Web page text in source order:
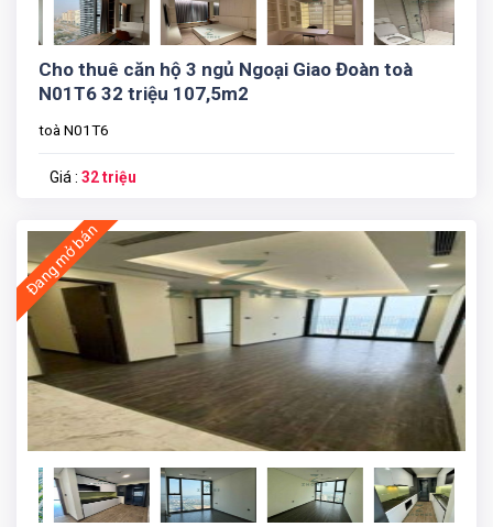
Cho thuê căn hộ 3 ngủ Ngoại Giao Đoàn toà
N01T6 32 triệu 107,5m2
toà N01T6
Giá : 32 triệu
Đang mở bán